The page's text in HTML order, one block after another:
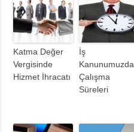
Katma Değer
Vergisinde
Hizmet İhracatı
İş
Kanunumuzda
Çalışma
Süreleri